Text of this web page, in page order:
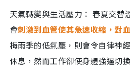
天氣轉變與生活壓力： 春夏交替
會刺激到血管使其急速收縮，對
梅雨季的低氣壓，則會令自律神
休息，然而工作卻使身體強逼切